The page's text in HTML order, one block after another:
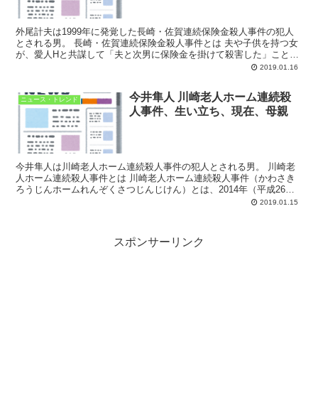
外尾計夫は1999年に発覚した長崎・佐賀連続保険金殺人事件の犯人
とされる男。 長崎・佐賀連続保険金殺人事件とは 夫や子供を持つ女
が、愛人Hと共謀して「夫と次男に保険金を掛けて殺害した」ことで
2019.01.16
ニュース・トレンド
今井隼人 川崎老人ホーム連続殺
人事件、生い立ち、現在、母親
今井隼人は川崎老人ホーム連続殺人事件の犯人とされる男。 川崎老
人ホーム連続殺人事件とは 川崎老人ホーム連続殺人事件（かわさき
ろうじんホームれんぞくさつじんじけん）とは、2014年（平成26
2019.01.15
スポンサーリンク